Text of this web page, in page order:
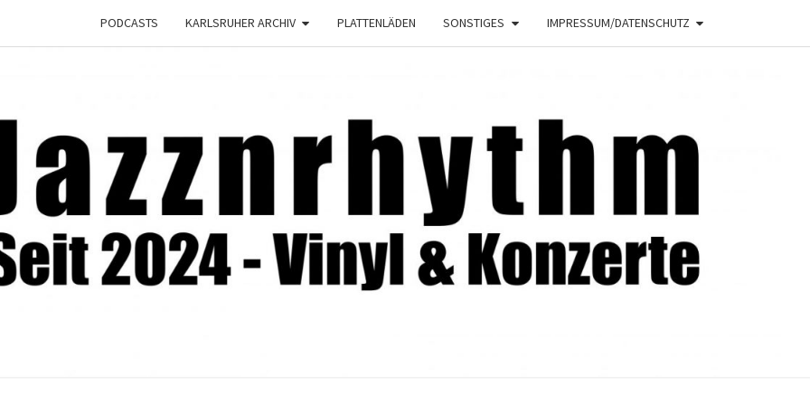
PODCASTS KARLSRUHER ARCHIV PLATTENLÄDEN SONSTIGES IMPRESSUM/DATENSCHUTZ
JAZZNRHYTHM
2024 –
Vinyl &
Konzerte